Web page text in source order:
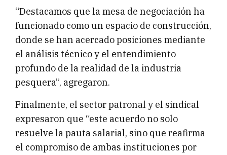
“Destacamos que la mesa de negociación ha
funcionado como un espacio de construcción,
donde se han acercado posiciones mediante
el análisis técnico y el entendimiento
profundo de la realidad de la industria
pesquera”, agregaron.
Finalmente, el sector patronal y el sindical
expresaron que “este acuerdo no solo
resuelve la pauta salarial, sino que reafirma
el compromiso de ambas instituciones por